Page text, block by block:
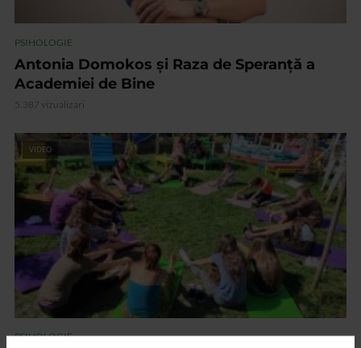
PSIHOLOGIE
Antonia Domokos şi Raza de Speranţă a
Academiei de Bine
5.387 vizualizari
VIDEO
PSIHOLOGIE